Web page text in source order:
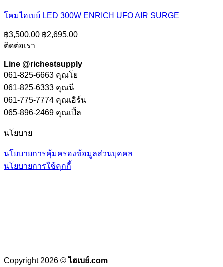
โคมไฮเบย์ LED 300W ENRICH UFO AIR SURGE
฿3,500.00 Original
฿3,500.00.
฿2,695.00Current
฿2,695.00.
ติดต่อเรา
Line @richestsupply
061-825-6663 คุณโย
061-825-6333 คุณนี
061-775-7774 คุณเอิร์น
065-896-2469 คุณเปิ้ล
นโยบาย
นโยบายการคุ้มครองข้อมูลส่วนบุคคล
นโยบายการใช้คุกกี้
Copyright 2026 ©ไฮเบย์.com